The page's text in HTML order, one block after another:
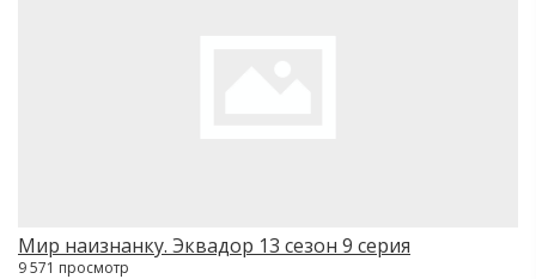
Мир наизнанку. Эквадор 13 сезон 9 серия
9 571 просмотр